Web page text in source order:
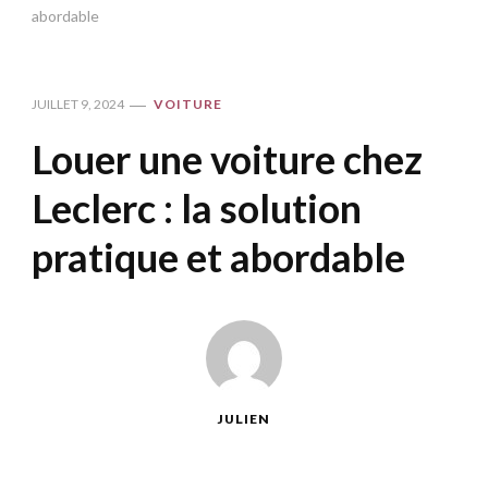
abordable
JUILLET 9, 2024 VOITURE
Louer une voiture chez
Leclerc : la solution
pratique et abordable
JULIEN